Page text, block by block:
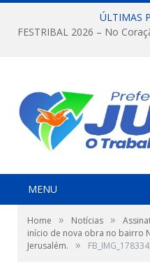
ÚLTIMAS
MENU
Home » Notícias »
início de nova obra no bairro
Jerusalém.
»